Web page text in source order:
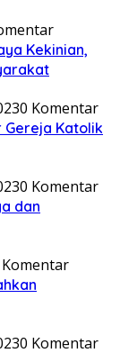
Kekinian,
0 Komentar
Gereja Katolik
0 Komentar
dan
0 Komentar